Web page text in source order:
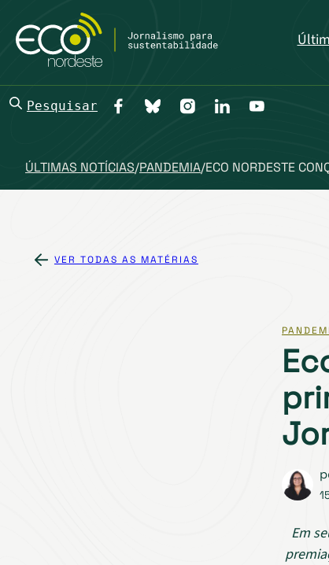
Pesquisar
ÚLTIMAS NOTÍCIAS/PANDEMIA/ECO NORDESTE
VER TODAS AS MATÉRIAS
Em